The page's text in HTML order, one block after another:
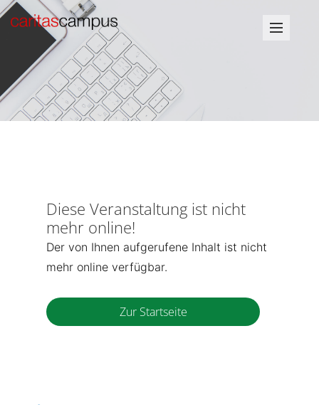
Diese Veranstaltung ist nicht
mehr online!
Der von Ihnen aufgerufene Inhalt ist nicht
mehr online verfügbar.
Zur Startseite